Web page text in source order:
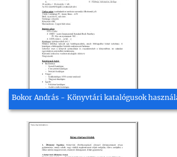
Bokor András - Könyvtári katalógusok